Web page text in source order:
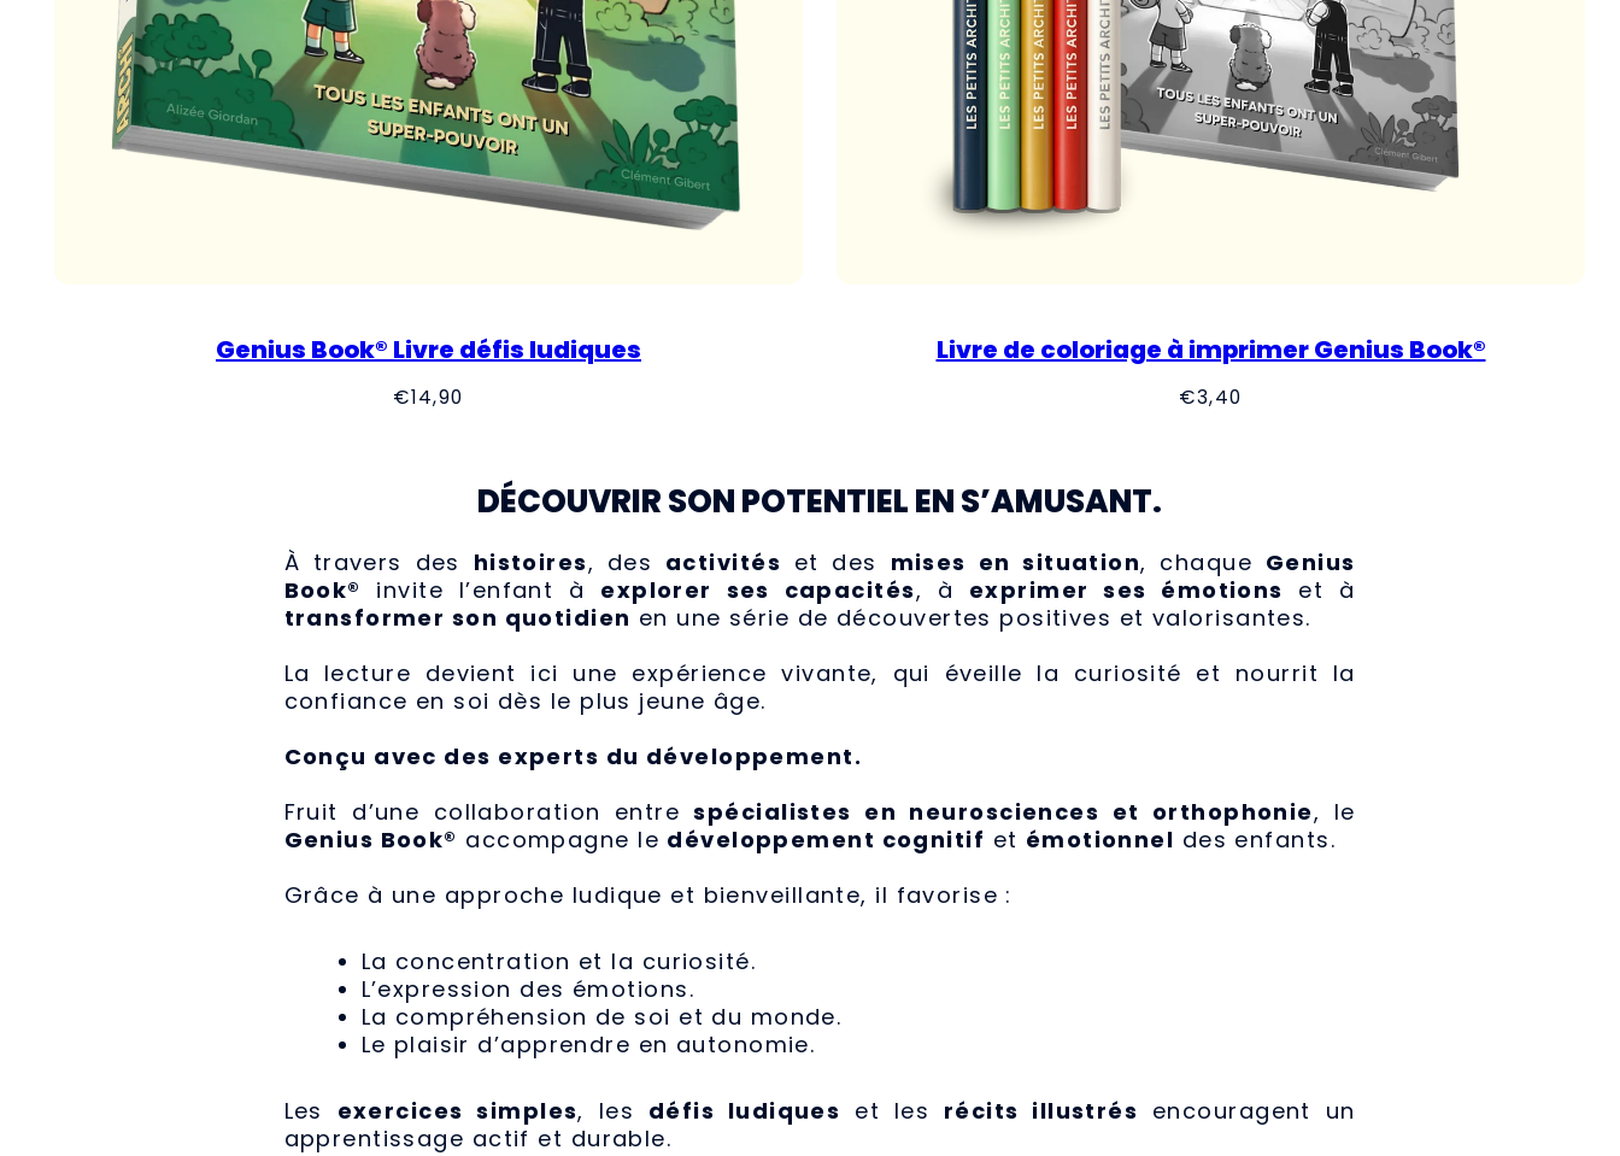
Genius Book® Livre défis ludiques
Precio
€14,90
Livre de coloriage à imprimer Genius Book®
Precio
€3,40
DÉCOUVRIR SON POTENTIEL EN S’AMUSANT.
À travers des histoires, des activités et des mises en situation, chaque Genius
Book®
invite l’enfant à explorer ses capacités, à exprimer ses émotions
et à
transformer son quotidien en une série de découvertes positives et valorisantes.
La lecture devient ici une expérience vivante, qui éveille la curiosité et nourrit la
confiance en soi dès le plus jeune âge.
Conçu avec des experts du développement.
Fruit d’une collaboration entrespécialistes en neurosciences et orthophonie, le
Genius Book® accompagne le développement cognitif et émotionnel des enfants.
Grâce à une approche ludique et bienveillante, il favorise :
La concentration et la curiosité.
L’expression des émotions.
La compréhension de soi et du monde.
Le plaisir d’apprendre en autonomie.
Les exercices simples, les défis ludiques et les récits illustrés encouragent un
apprentissage actif et durable.